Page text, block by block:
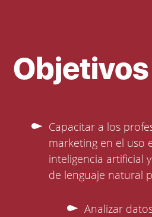
Objetivos
Capacitar a los
marketing en el uso
inteligencia artificial
de lenguaje natural
Analizar